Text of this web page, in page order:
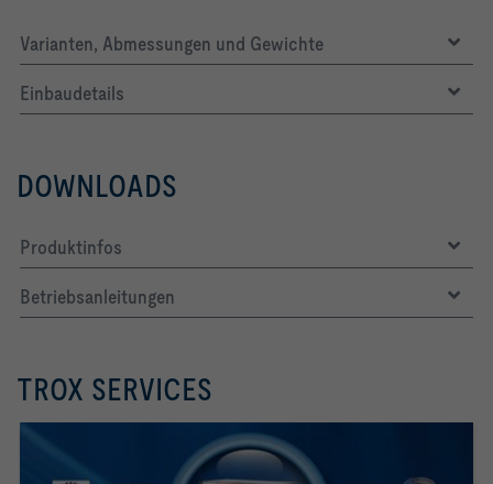
Varianten, Abmessungen und Gewichte
Einbaudetails
DOWNLOADS
Produktinfos
Betriebsanleitungen
TROX SERVICES